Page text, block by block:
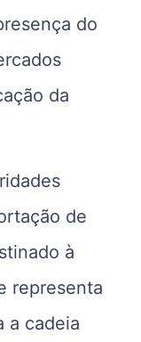
do
da
de
à
representa
a cadeia